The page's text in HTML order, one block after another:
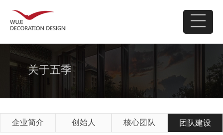
关于五季
企业简介 创始人 核心团队 团队建设